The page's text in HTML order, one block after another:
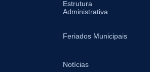
Estrutura
Administrativa
Feriados Municipais
Notícias